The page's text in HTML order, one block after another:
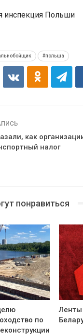
инспекция Польши
#польша
как
налог
понравиться
по
Ленты